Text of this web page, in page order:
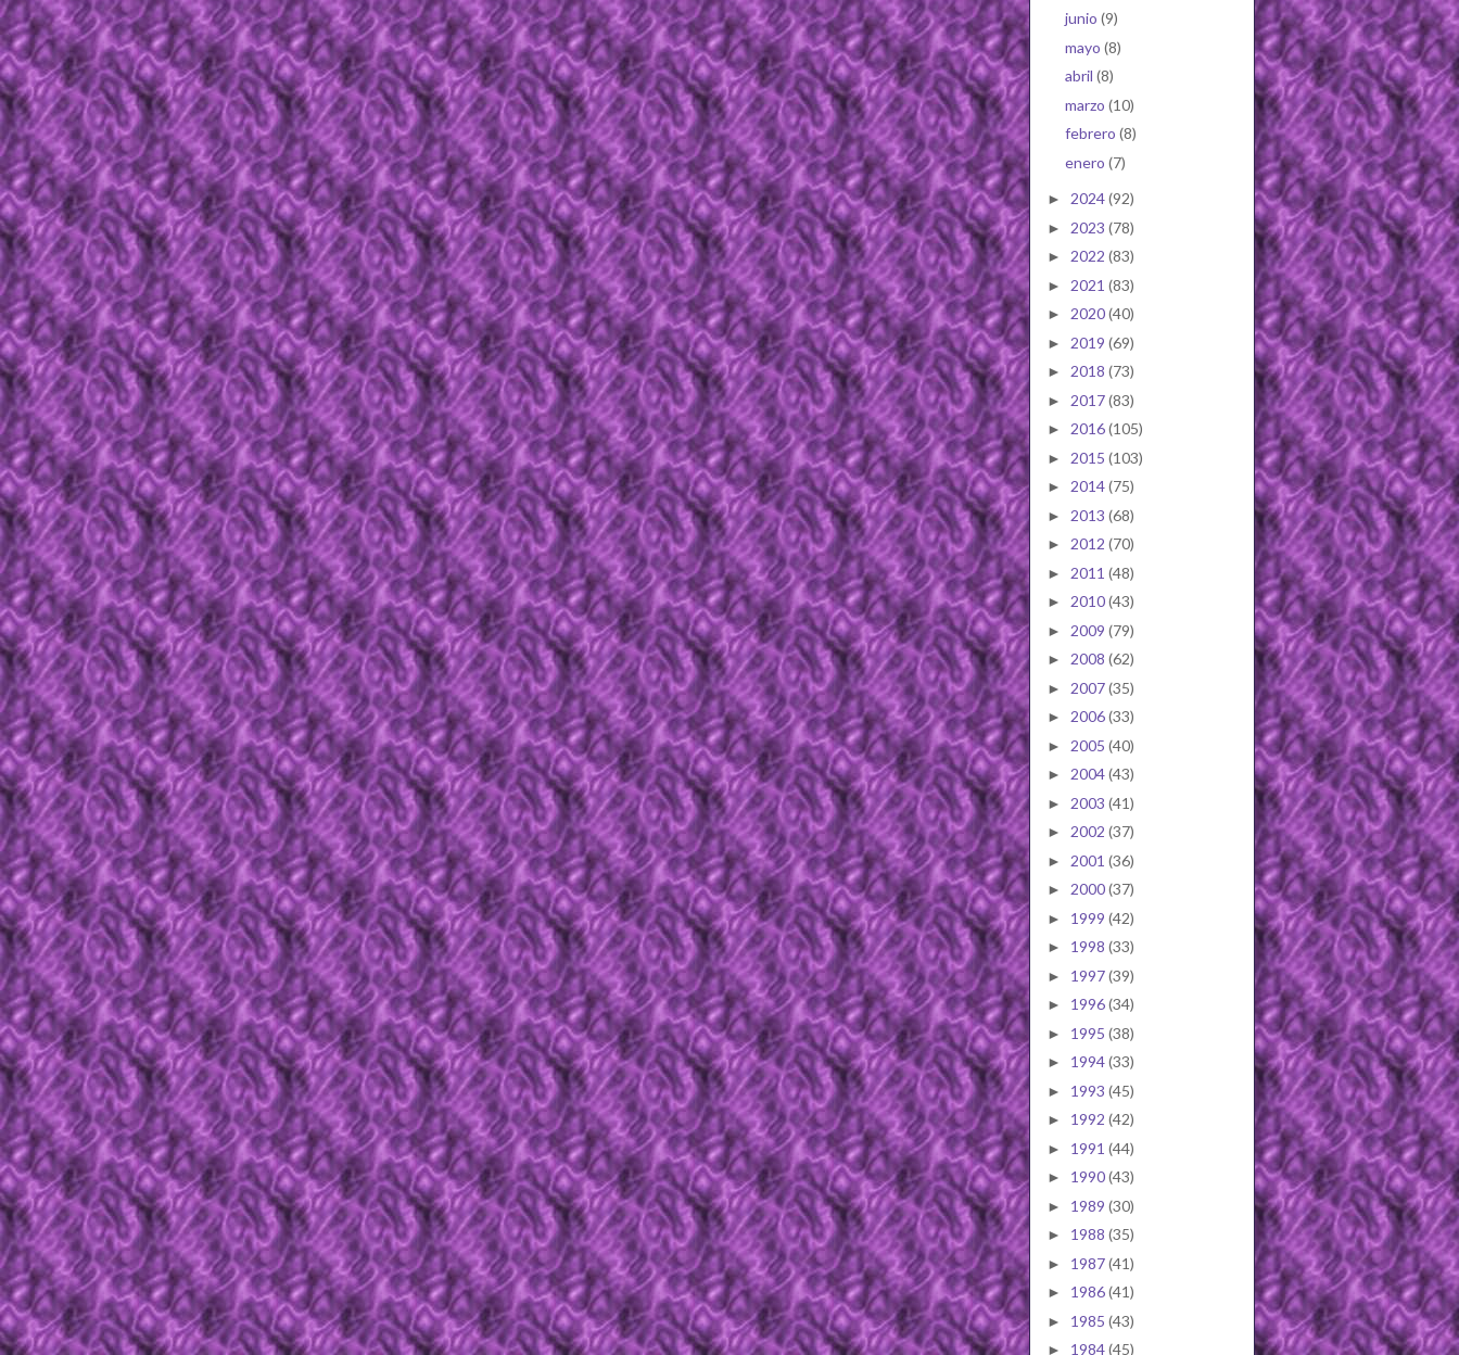
junio (9)
mayo (8)
abril (8)
marzo (10)
febrero (8)
enero (7)
► 2024(92)
► 2023 (78)
► 2022 (83)
► 2021 (83)
► 2020(40)
► 2019 (69)
► 2018 (73)
► 2017(83)
► 2016(105)
► 2015 (103)
► 2014(75)
► 2013 (68)
► 2012 (70)
► 2011 (48)
► 2010(43)
► 2009 (79)
► 2008 (62)
► 2007(35)
► 2006(33)
► 2005 (40)
► 2004(43)
► 2003 (41)
► 2002 (37)
► 2001 (36)
► 2000(37)
► 1999 (42)
► 1998 (33)
► 1997(39)
► 1996(34)
► 1995 (38)
► 1994(33)
► 1993 (45)
► 1992 (42)
► 1991 (44)
► 1990(43)
► 1989 (30)
► 1988 (35)
► 1987(41)
► 1986(41)
► 1985 (43)
► 1984(45)